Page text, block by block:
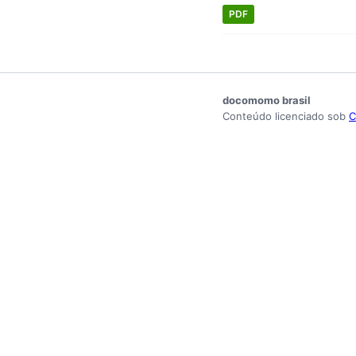
PDF
docomomo brasil
Conteúdo licenciado sob